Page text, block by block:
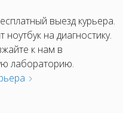
выезд курьера.
ноутбук на диагностику.
к нам в
лабораторию.